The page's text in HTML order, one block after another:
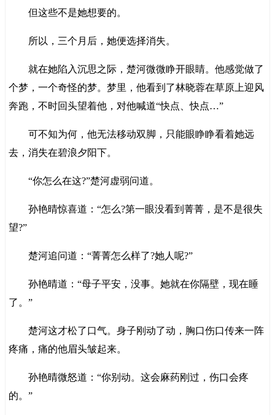
但这些不是她想要的。
所以，三个月后，她便选择消失。
就在她陷入沉思之际，楚河微微睁开眼睛。他感觉做了
个梦，一个奇怪的梦。梦里，他看到了林晓蓉在草原上迎风
奔跑，不时回头望着他，对他喊道“快点、快点…”
可不知为何，他无法移动双脚，只能眼睁睁看着她远
去，消失在碧浪夕阳下。
“你怎么在这?”楚河虚弱问道。
孙艳晴惊喜道：“怎么?第一眼没看到菁菁，是不是很失
望?”
楚河追问道：“菁菁怎么样了?她人呢?”
孙艳晴道：“母子平安，没事。她就在你隔壁，现在睡
了。”
楚河这才松了口气。身子刚动了动，胸口伤口传来一阵
疼痛，痛的他眉头皱起来。
孙艳晴微怒道：“你别动。这会麻药刚过，伤口会疼
的。”